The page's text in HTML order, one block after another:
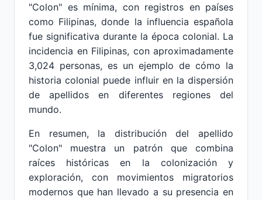
"Colon" es mínima, con registros en países
como Filipinas, donde la influencia española
fue significativa durante la época colonial. La
incidencia en Filipinas, con aproximadamente
3,024 personas, es un ejemplo de cómo la
historia colonial puede influir en la dispersión
de apellidos en diferentes regiones del
mundo.
En resumen, la distribución del apellido
"Colon" muestra un patrón que combina
raíces históricas en la colonización y
exploración, con movimientos migratorios
modernos que han llevado a su presencia en